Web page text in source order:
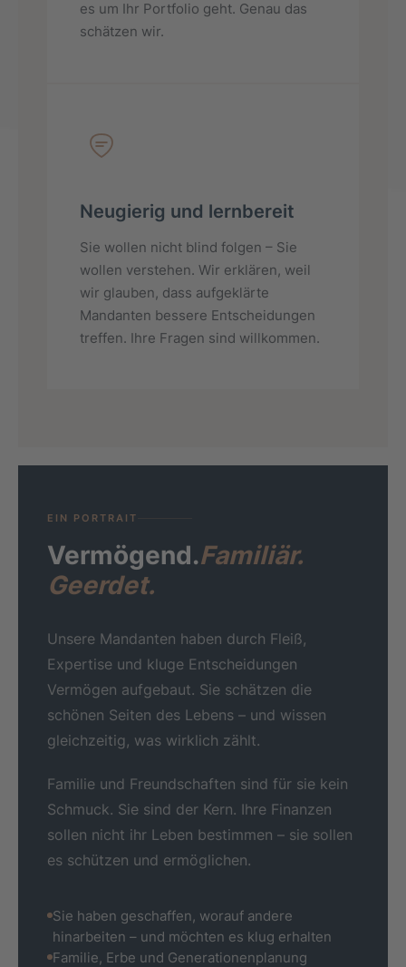
es um Ihr Portfolio geht. Genau das
schätzen wir.
Neugierig und lernbereit
Sie wollen nicht blind folgen – Sie
wollen verstehen. Wir erklären, weil
wir glauben, dass aufgeklärte
Mandanten bessere Entscheidungen
treffen. Ihre Fragen sind willkommen.
EIN PORTRAIT
Vermögend.Familiär.
Geerdet.
Unsere Mandanten haben durch Fleiß,
Expertise und kluge Entscheidungen
Vermögen aufgebaut. Sie schätzen die
schönen Seiten des Lebens – und wissen
gleichzeitig, was wirklich zählt.
Familie und Freundschaften sind für sie kein
Schmuck. Sie sind der Kern. Ihre Finanzen
sollen nicht ihr Leben bestimmen – sie sollen
es schützen und ermöglichen.
Sie haben geschaffen, worauf andere
hinarbeiten – und möchten es klug erhalten
Familie, Erbe und Generationenplanung